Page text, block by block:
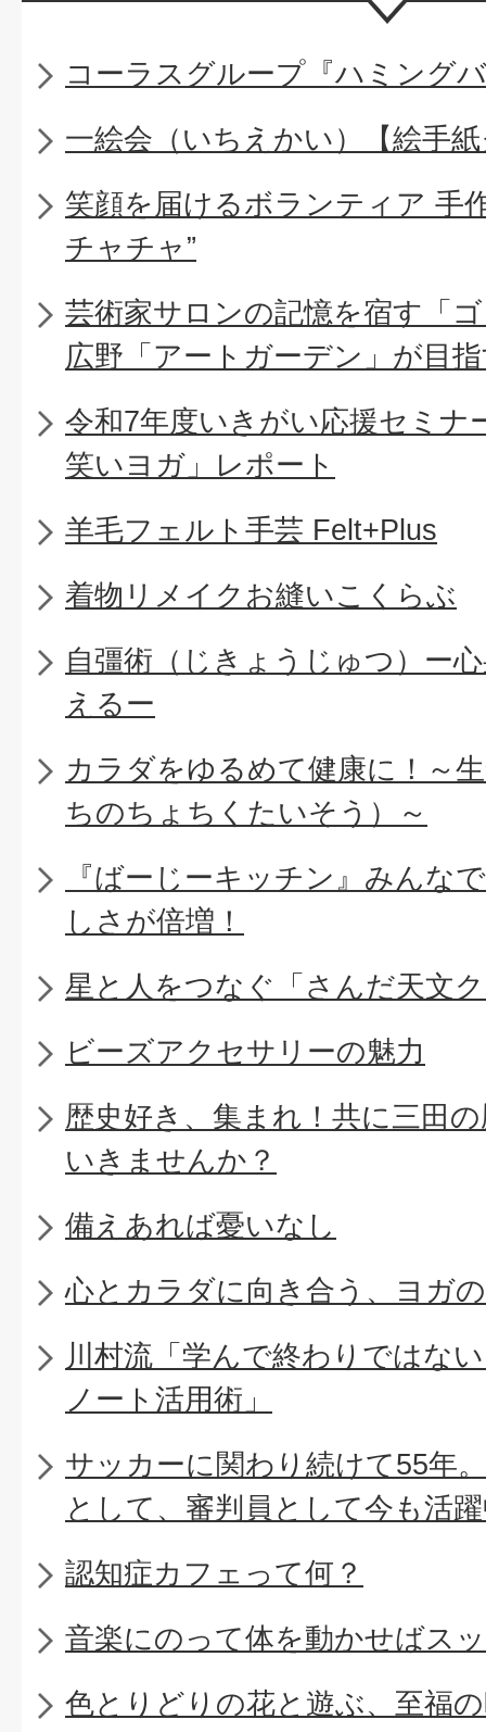
コーラスグループ『ハミング
一絵会（いちえかい）【絵手
笑顔を届けるボランティア 手
チャチャ”
芸術家サロンの記憶を宿す「
広野「アートガーデン」が目
令和7年度いきがい応援セミナ
笑いヨガ」レポート
羊毛フェルト手芸 Felt+Plus
着物リメイクお縫いこくらぶ
自彊術（じきょうじゅつ）ー
えるー
カラダをゆるめて健康に！～
ちのちょちくたいそう）～
『ばーじーキッチン』みんな
しさが倍増！
星と人をつなぐ「さんだ天文
ビーズアクセサリーの魅力
歴史好き、集まれ！共に三田
いきませんか？
備えあれば憂いなし
心とカラダに向き合う、ヨガ
川村流「学んで終わりではな
ノート活用術」
サッカーに関わり続けて55年
として、審判員として今も活
認知症カフェって何？
音楽にのって体を動かせばス
色とりどりの花と遊ぶ、至福